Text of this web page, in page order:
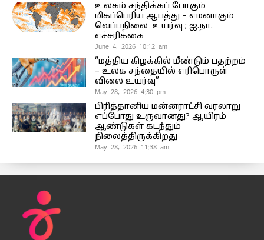
உலகம் சந்திக்கப் போகும்
மிகப்பெரிய ஆபத்து – எமனாகும்
வெப்பநிலை உயர்வு ; ஐ.நா.
எச்சரிக்கை
June 4, 2026 10:12 am
“மத்திய கிழக்கில் மீண்டும் பதற்றம்
– உலக சந்தையில் எரிபொருள்
விலை உயர்வு”
May 28, 2026 4:30 pm
பிரித்தானிய மன்னராட்சி வரலாறு
எப்போது உருவானது? ஆயிரம்
ஆண்டுகள் கடந்தும்
நிலைத்திருக்கிறது
May 28, 2026 11:38 am